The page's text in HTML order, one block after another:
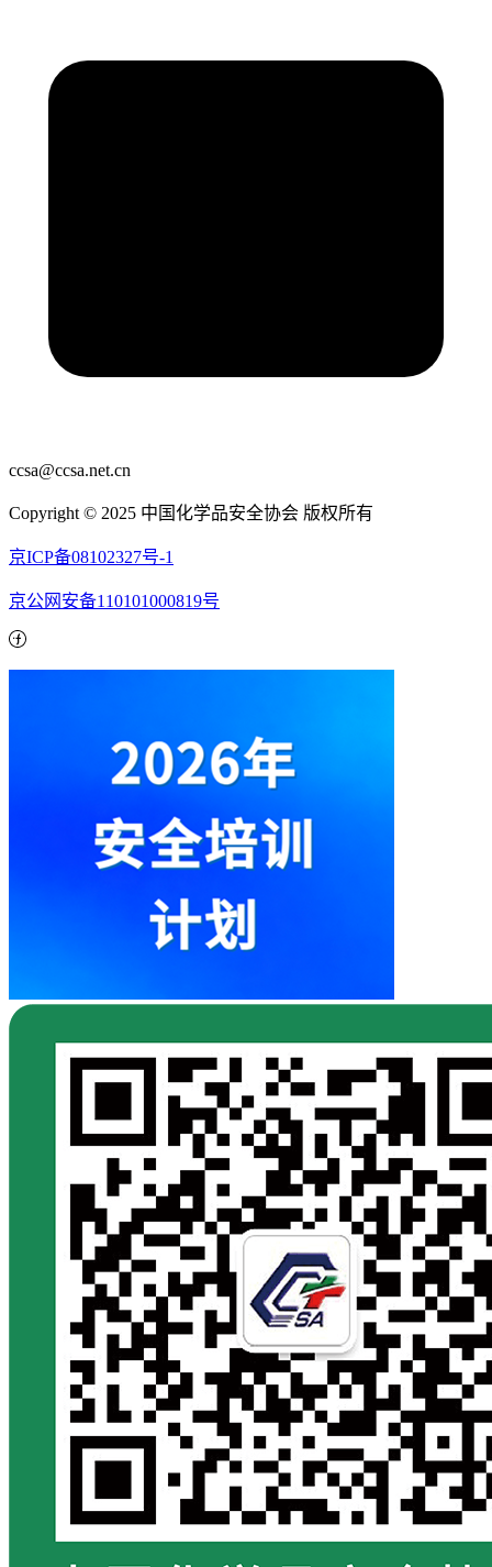
ccsa@ccsa.net.cn
Copyright © 2025 中国化学品安全协会 版权所有
京ICP备08102327号-1
京公网安备110101000819号